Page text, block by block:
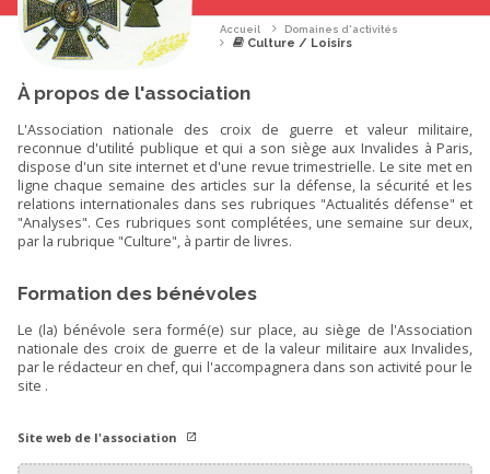
Accueil Domaines d'activités
Culture / Loisirs
À propos de l'association
L'Association nationale des croix de guerre et valeur militaire,
reconnue d'utilité publique et qui a son siège aux Invalides à Paris,
dispose d'un site internet et d'une revue trimestrielle. Le site met en
ligne chaque semaine des articles sur la défense, la sécurité et les
relations internationales dans ses rubriques "Actualités défense" et
"Analyses". Ces rubriques sont complétées, une semaine sur deux,
par la rubrique "Culture", à partir de livres.
Formation des bénévoles
Le (la) bénévole sera formé(e) sur place, au siège de l'Association
nationale des croix de guerre et de la valeur militaire aux Invalides,
par le rédacteur en chef, qui l'accompagnera dans son activité pour le
site .
Site web de l'association